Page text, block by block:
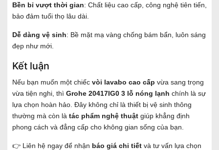
Bền bỉ vượt thời gian: Chất liệu cao cấp, công nghệ tiên tiến,
bảo đảm tuổi thọ lâu dài.
Dễ dàng vệ sinh: Bề mặt mạ vàng chống bám bẩn, luôn sáng
đẹp như mới.
Kết luận
Nếu bạn muốn một chiếc vòi lavabo cao cấp vừa sang trọng
vừa tiện nghi, thì Grohe 20417IG0 3 lỗ nóng lạnh chính là sự
lựa chọn hoàn hảo. Đây không chỉ là thiết bị vệ sinh thông
thường mà còn là tác phẩm nghệ thuật giúp khẳng định
phong cách và đẳng cấp cho không gian sống của bạn.
👉 Liên hệ ngay để nhận báo giá chi tiết và tư vấn lựa chọn